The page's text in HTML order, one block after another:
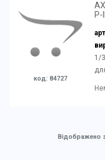
код: 84727
P-
1/
Відображено